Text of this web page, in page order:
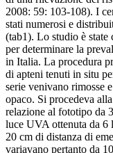
2008: 59: 103-108). I
stati numerosi e
(tab1). Lo studio è
per determinare la
in Italia. La procedura
di apteni tenuti in situ
serie venivano rimosse
opaco. Si procedeva
relazione al fototipo da
luce UVA ottenuta da
20 cm di distanza di
variavano pertanto da